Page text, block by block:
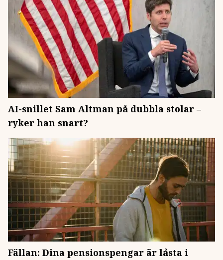
AI-snillet Sam Altman på dubbla stolar –
ryker han snart?
Fällan: Dina pensionspengar är låsta i